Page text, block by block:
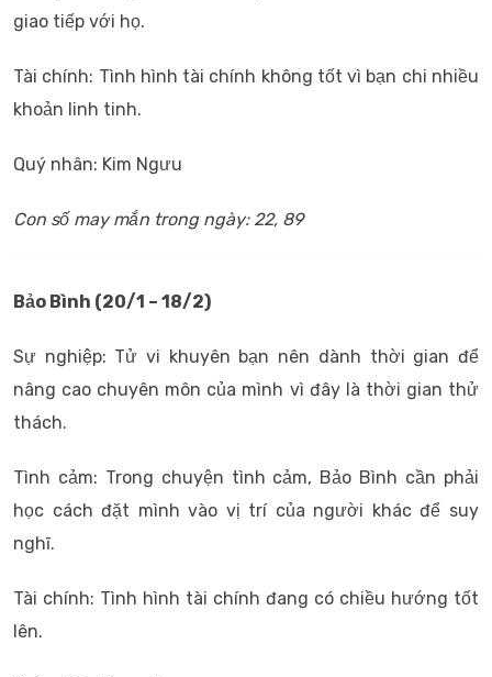
giao tiếp với họ.
Tài chính: Tình hình tài chính không tốt vì bạn chi nhiều
khoản linh tinh.
Quý nhân: Kim Ngưu
Con số may mắn trong ngày: 22, 89
Bảo Bình (20/1 – 18/2)
Sự nghiệp: Tử vi khuyên bạn nên dành thời gian để
nâng cao chuyên môn của mình vì đây là thời gian thử
thách.
Tình cảm: Trong chuyện tình cảm, Bảo Bình cần phải
học cách đặt mình vào vị trí của người khác để suy
nghĩ.
Tài chính: Tình hình tài chính đang có chiều hướng tốt
lên.